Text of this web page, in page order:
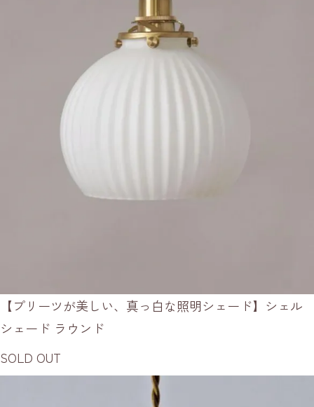
【プリーツが美しい、真っ白な照明シェード】シェル
シェード ラウンド
SOLD OUT